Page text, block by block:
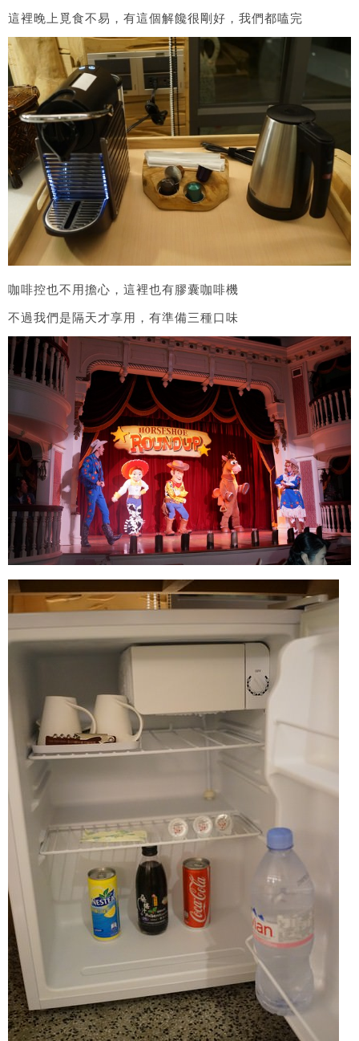
這裡晚上覓食不易，有這個解饞很剛好，我們都嗑完
咖啡控也不用擔心，這裡也有膠囊咖啡機
不過我們是隔天才享用，有準備三種口味